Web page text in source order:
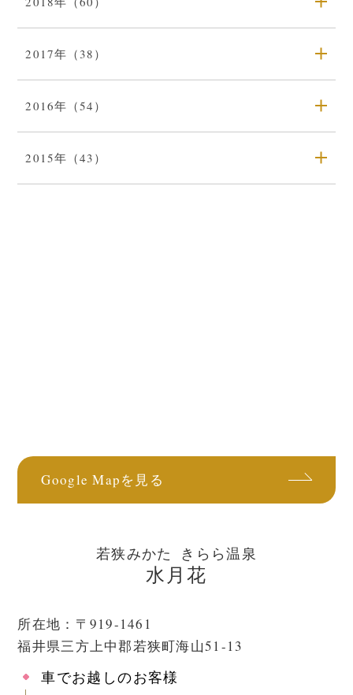
2017年（38）
2016年（54）
2015年（43）
Google Mapを見る
若狭みかた きらら温泉
水月花
所在地：〒919-1461
福井県三方上中郡若狭町海山51-13
車でお越しのお客様